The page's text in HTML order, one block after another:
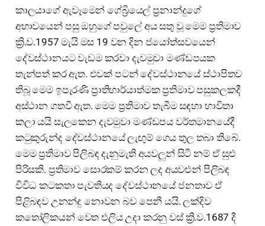
කාලයාගේ ඇවෑමෙන් ගේබ්‍රියෙල් ප්‍රනාන්දුගේ
අභාවයෙන් පසු ඔහුගේ පවුලේ අය සතු වූ මෙම ප්‍රතිමාව
ක්‍රි.ව.1957 මැයි මස 19 වන දින ජයෝත්සවයෙන්
දේවස්ථානයට වැඩම කරවා දැවමුවා මණ්ඩපයක
තැන්පත් කර ඇත. එවක් පටන් දේවස්ථානයේ ස්ථාපිතව
තිබූ මෙම ඉපැරණි ප්‍රාතිහාර්යාත්මක ප්‍රතිමාව පසුකලකදී
අස්ථාන ගතවී ඇත. මෙම ප්‍රතිමාව තැබීම සඳහා භාවිතා
කලා යයි සැලකෙන දැවමුවා මණ්ඩපය වර්තමානයේදී
කටුකුරුන්ද දේවස්ථානයේ ලැඟුම් ගෙය තුල තබා තිබේ.
මෙම ප්‍රතිමාව පිලිබඳ දැනුමැති අයවලුන් සිටී නම් ඒ සුළු
පිරිසකි. ප්‍රතිමාව සොරකම් කරන ලද අයවළුන් පිලිබඳ
විවිධ කටකතා පැවතියද දේවස්ථානයේ ජනතාව ඒ
පිළිබඳව උනන්දු නොවන බව පෙනී යයි. ලක්දිව
කතෝලිකයන් වෙත එලිය උදා කරනු වස් ක්‍රි.ව.1687 දී